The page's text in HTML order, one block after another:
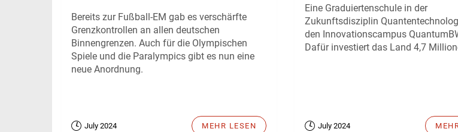
Bereits zur Fußball-EM gab es verschärfte
Grenzkontrollen an allen deutschen
Binnengrenzen. Auch für die Olympischen
Spiele und die Paralympics gibt es nun eine
neue Anordnung.
July 2024 MEHR LESEN
Eine Graduiertenschule in der
Zukunftsdisziplin
den Innovationscampus
Dafür investiert das Land 4,7
July 2024